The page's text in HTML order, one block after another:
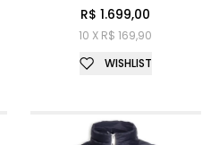
R$ 1.699,00
10 X R$ 169,90
WISHLIST